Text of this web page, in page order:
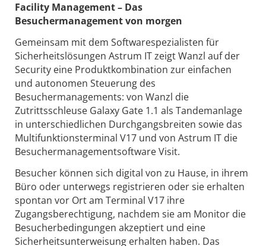
Facility Management – Das
Besuchermanagement von morgen
Gemeinsam mit dem Softwarespezialisten für
Sicherheitslösungen Astrum IT zeigt Wanzl auf der
Security eine Produktkombination zur einfachen
und autonomen Steuerung des
Besuchermanagements: von Wanzl die
Zutrittsschleuse Galaxy Gate 1.1 als Tandemanlage
in unterschiedlichen Durchgangsbreiten sowie das
Multifunktionsterminal V17 und von Astrum IT die
Besuchermanagementsoftware Visit.
Besucher können sich digital von zu Hause, in ihrem
Büro oder unterwegs registrieren oder sie erhalten
spontan vor Ort am Terminal V17 ihre
Zugangsberechtigung, nachdem sie am Monitor die
Besucherbedingungen akzeptiert und eine
Sicherheitsunterweisung erhalten haben. Das